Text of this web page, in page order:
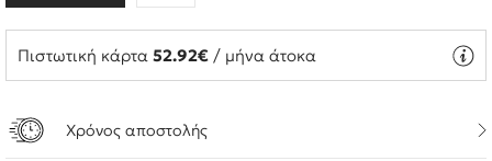
Πιστωτική κάρτα 52.92€ / μήνα άτοκα
Χρόνος αποστολής